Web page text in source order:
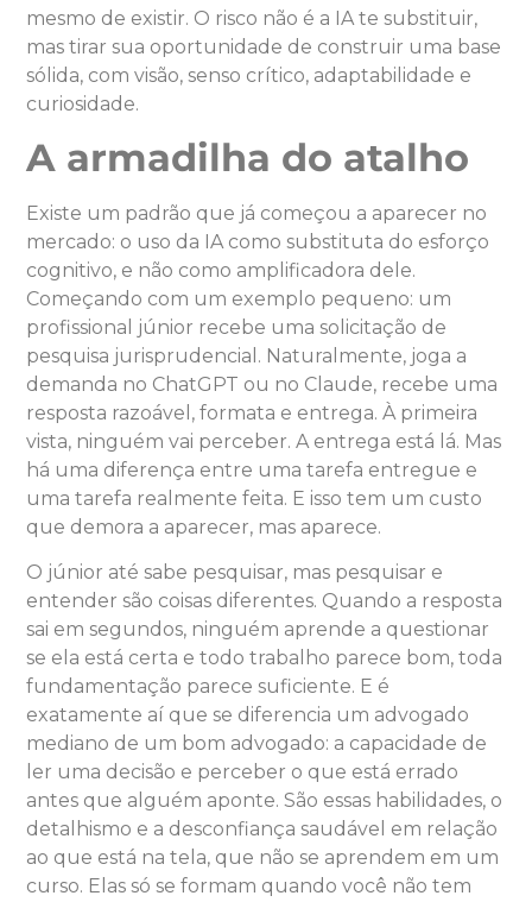
mesmo de existir. O risco não é a IA te substituir,
mas tirar sua oportunidade de construir uma base
sólida, com visão, senso crítico, adaptabilidade e
curiosidade.
A armadilha do atalho
Existe um padrão que já começou a aparecer no
mercado: o uso da IA como substituta do esforço
cognitivo, e não como amplificadora dele.
Começando com um exemplo pequeno: um
profissional júnior recebe uma solicitação de
pesquisa jurisprudencial. Naturalmente, joga a
demanda no ChatGPT ou no Claude, recebe uma
resposta razoável, formata e entrega. À primeira
vista, ninguém vai perceber. A entrega está lá. Mas
há uma diferença entre uma tarefa entregue e
uma tarefa realmente feita. E isso tem um custo
que demora a aparecer, mas aparece.
O júnior até sabe pesquisar, mas pesquisar e
entender são coisas diferentes. Quando a resposta
sai em segundos, ninguém aprende a questionar
se ela está certa e todo trabalho parece bom, toda
fundamentação parece suficiente. E é
exatamente aí que se diferencia um advogado
mediano de um bom advogado: a capacidade de
ler uma decisão e perceber o que está errado
antes que alguém aponte. São essas habilidades, o
detalhismo e a desconfiança saudável em relação
ao que está na tela, que não se aprendem em um
curso. Elas só se formam quando você não tem